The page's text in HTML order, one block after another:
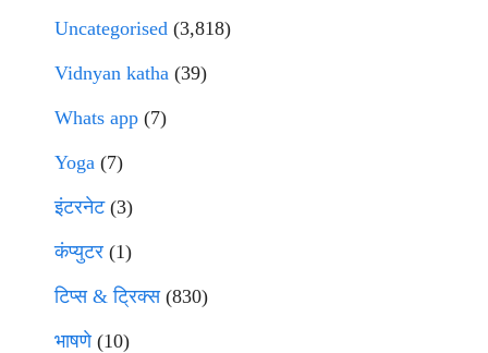
Uncategorised (3,818)
Vidnyan katha (39)
Whats app (7)
Yoga (7)
इंटरनेट(3)
कंप्युटर (1)
टिप्स & ट्रिक्स(830)
भाषणे(10)